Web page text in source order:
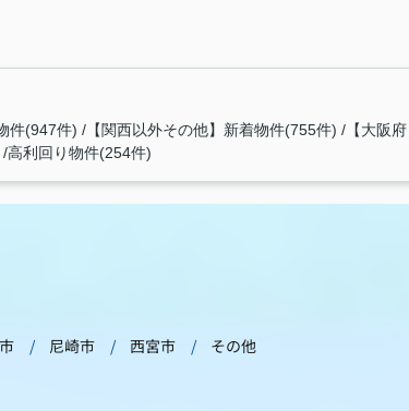
件(947件) 【関西以外その他】新着物件(755件) 【大阪
高利回り物件(254件)
尼崎市 西宮市 その他